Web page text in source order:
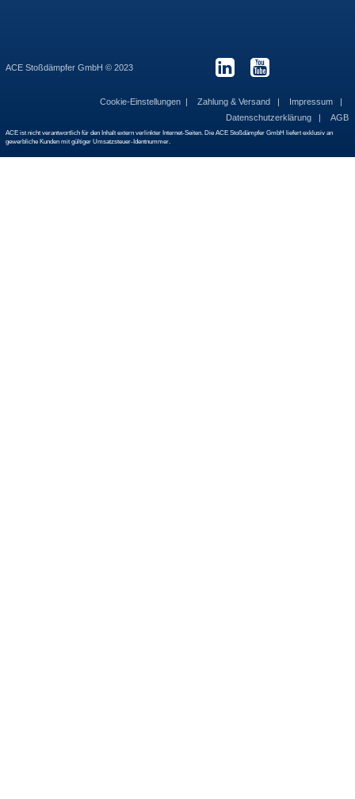
ACE Stoßdämpfer GmbH © 2023
Cookie-Einstellungen Zahlung & Versand
Impressum
Datenschutzerklärung
AGB
ACE ist nicht verantwortlich für den Inhalt extern verlinkter Internet-Seiten. Die ACE Stoßdämpfer GmbH liefert exklusiv an
gewerbliche Kunden mit gültiger Umsatzsteuer-Identnummer.